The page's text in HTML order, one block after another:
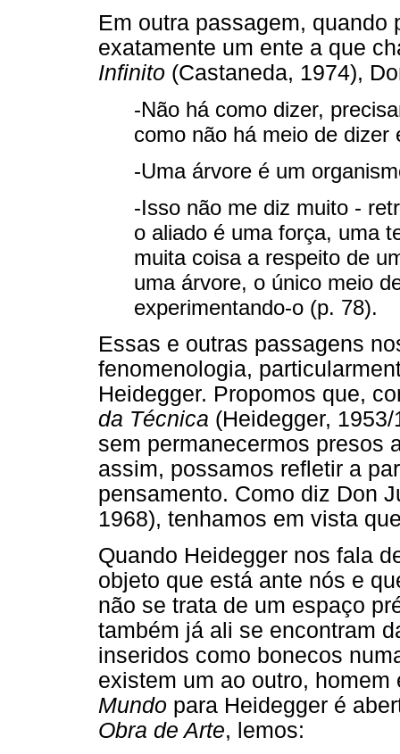
Em outra passagem, quando
exatamente um ente a que
Infinito (Castaneda, 1974),
-Não há como dizer,
como não há meio de
-Uma árvore é um
-Isso não me diz muito -
o aliado é uma força, uma
muita coisa a respeito de
uma árvore, o único meio
experimentando-o (p. 78).
Essas e outras passagens
fenomenologia,
Heidegger. Propomos que,
da Técnica (Heidegger,
sem permanecermos presos
assim, possamos refletir a
pensamento. Como diz Don
1968), tenhamos em vista
Quando Heidegger nos fala
objeto que está ante nós e
não se trata de um espaço
também já ali se encontram
inseridos como bonecos
existem um ao outro,
Mundo para Heidegger é
Obra de Arte, lemos: